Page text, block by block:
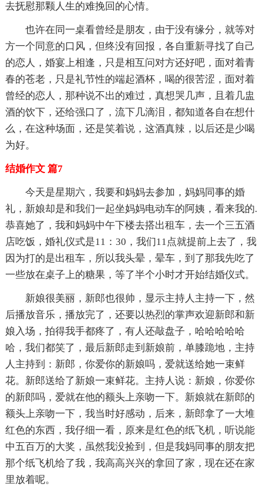
去抚慰那颗人生的难挽回的心情。
也许在同一桌看曾经是朋友，由于没有缘分，就等对
方一个同意的口风，但终没有回报，各自重新寻找了自己
的恋人，婚宴上相逢，只是相互问对方还好吧，面对着青
春的苍老，只是礼节性的端起酒杯，喝的很苦涩，面对着
曾经的恋人，那种说不出的难过，真想哭几声，且着几盅
酒的饮下，还给强口了，流下几滴泪，都知道各自在想什
么，在这种场面，还是笑着说，这酒真辣，以后还是少喝
为好。
结婚作文 篇7
今天是星期六，我要和妈妈去参加，妈妈同事的婚
礼，新娘却是和我们一起坐妈妈电动车的阿姨，看来我的.
恭喜她了，我和妈妈中午下楼去搭出租车，去一个三五酒
店吃饭，婚礼仪式是11：30，我们11点就提前上去了，我
因为打的是出租车，所以我头晕，晕车，到了那我先吃了
一些放在桌子上的糖果，等了半个小时才开始结婚仪式。
新娘很美丽，新郎也很帅，显示主持人主持一下，然
后播放音乐，播放完了，还要以热烈的掌声欢迎新郎和新
娘入场，拍得我手都疼了，有人还敲盘子，哈哈哈哈哈
哈，我们都笑了，最后新郎走到新娘前，单膝跪地，主持
人主持到：新郎，你爱你的新娘吗，爱就送给她一束鲜
花。新郎送给了新娘一束鲜花。主持人说：新娘，你爱你
的新郎吗，爱就在他的额头上亲吻一下。新娘就在新郎的
额头上亲吻一下，我当时好感动，后来，新郎拿了一大堆
红色的东西，我仔细一看，原来是红色的纸飞机，听说能
中五百万的大奖，虽然我没捡到，但是我妈同事的朋友把
那个纸飞机给了我，我高高兴兴的拿回了家，现在还在家
里放着呢。